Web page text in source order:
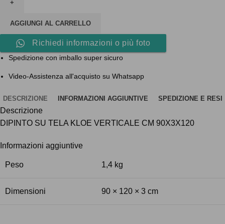
TELA
VERTICALE
90X3X120
quantità
AGGIUNGI AL CARRELLO
Richiedi informazioni o più foto
Spedizione con imballo super sicuro
Video-Assistenza all'acquisto su Whatsapp
DESCRIZIONE INFORMAZIONI AGGIUNTIVE SPEDIZIONE E RESI
Descrizione
DIPINTO SU TELA KLOE VERTICALE CM 90X3X120
Informazioni aggiuntive
Peso 1,4 kg
Dimensioni 90 × 120 × 3 cm